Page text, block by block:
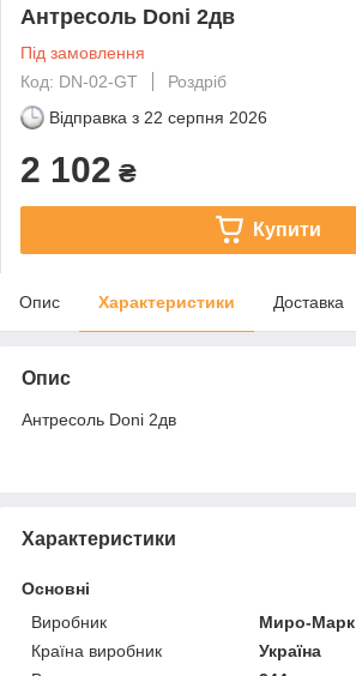
Антресоль Doni 2дв
Під замовлення
Код: DN-02-GT
Роздріб
Відправка з 22 серпня 2026
2 102 ₴
Купити
Опис Характеристики Доставка
Опис
Антресоль Doni 2дв
Характеристики
Основні
Виробник
Миро-Марк
Країна виробник
Україна